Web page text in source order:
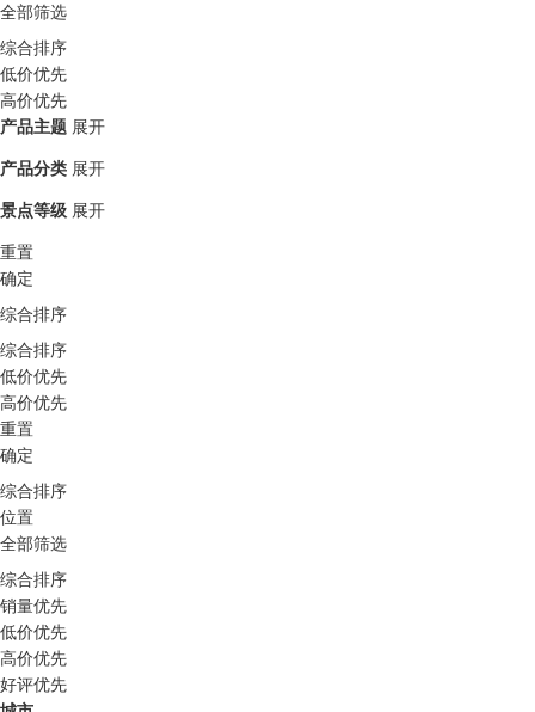
全部筛选
综合排序
低价优先
高价优先
产品主题 展开
产品分类 展开
景点等级 展开
重置
确定
综合排序
综合排序
低价优先
高价优先
重置
确定
综合排序
位置
全部筛选
综合排序
销量优先
低价优先
高价优先
好评优先